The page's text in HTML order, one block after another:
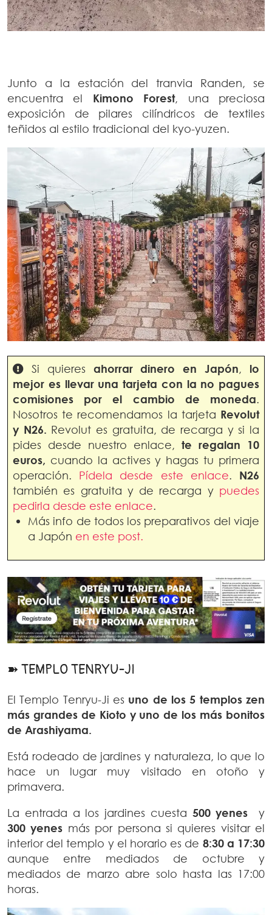
Junto a la estación del tranvia Randen, se
encuentra el Kimono Forest, una preciosa
exposición de pilares cilíndricos de textiles
teñidos al estilo tradicional del kyo-yuzen.
Si quieres ahorrar dinero enJapón, lo
mejor es llevar una tarjeta con la no pagues
comisiones por el cambio de moneda.
Nosotros te recomendamos la tarjeta Revolut
y N26. Revolut es gratuita, de recarga y si la
pides desde nuestro enlace, te regalan 10
euros, cuando la actives y hagas tu primera
operación. Pídela desde este enlace. N26
también es gratuita y de recarga ypuedes
pedirla desde este enlace.
Más info de todos los preparativos del viaje
a Japón en este post.
➽ TEMPLO TENRYU-JI
El Templo Tenryu-Ji es uno de los 5 templos zen
más grandes de Kioto y uno de los más bonitos
de Arashiyama.
Está rodeado de jardines y naturaleza, lo que lo
hace un lugar muy visitado en otoño y
primavera.
La entrada a los jardines cuesta 500 yenes
y
300 yenes más por persona si quieres visitar el
interior del templo y el horario es de 8:30 a 17:30
aunque entre mediados de octubre y
mediados de marzo abre solo hasta las 17:00
horas.